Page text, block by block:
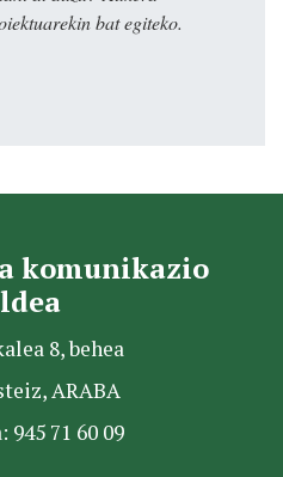
bat egiteko.
komunikazio
8, behea
ARABA
945 71 60 09